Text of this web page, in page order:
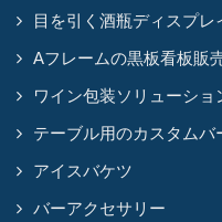
目を引く酒瓶ディスプレ
Aフレームの黒板看板販
ワイン包装ソリューショ
テーブル用のカスタム
アイスバケツ
バーアクセサリー